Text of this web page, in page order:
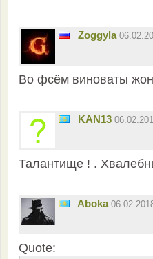
Zoggyla
Во фсём виноваты
KAN13
Талантище ! .
Aboka
Quote: